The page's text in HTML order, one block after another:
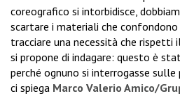
coreografico si intorbidisce,
scartare i materiali che confondono
tracciare una necessità che rispetti
si propone di indagare: questo è
perché ognuno si interrogasse
ci spiega Marco Valerio Amico/